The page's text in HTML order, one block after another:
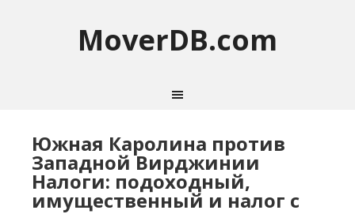
MoverDB.com
Южная Каролина против
Западной Вирджинии
Налоги: подоходный,
имущественный и налог с